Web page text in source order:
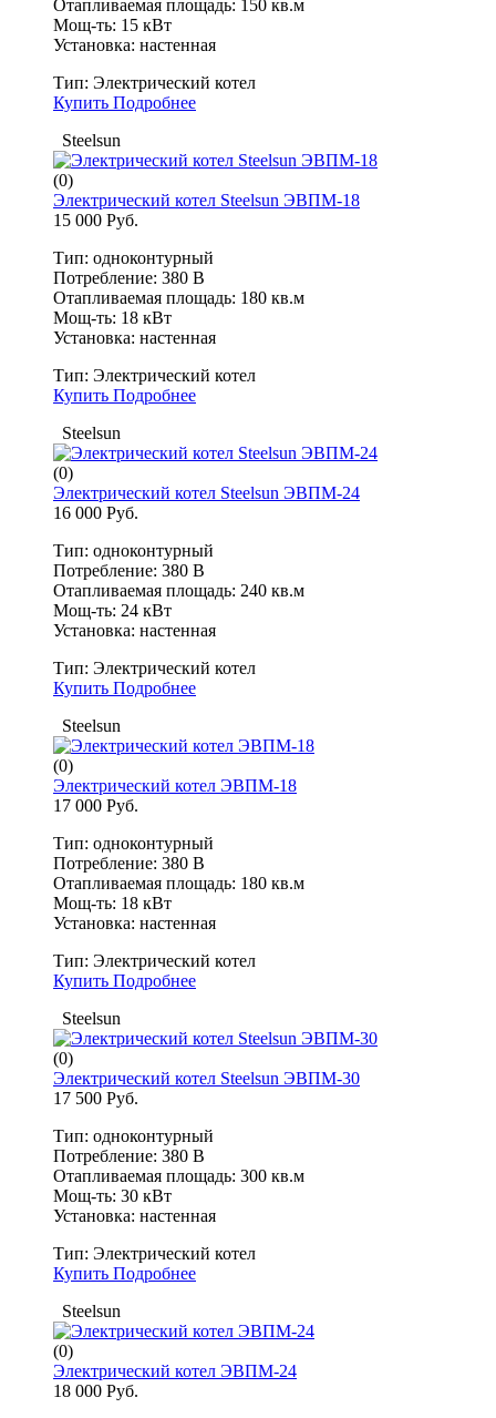
Отапливаемая площадь: 150 кв.м
Мощ-ть: 15 кВт
Установка: настенная
Тип: Электрический котел
Купить Подробнее
Steelsun
(0)
Электрический котел Steelsun ЭВПМ-18
15 000 Руб.
Тип: одноконтурный
Потребление: 380 В
Отапливаемая площадь: 180 кв.м
Мощ-ть: 18 кВт
Установка: настенная
Тип: Электрический котел
Купить Подробнее
Steelsun
(0)
Электрический котел Steelsun ЭВПМ-24
16 000 Руб.
Тип: одноконтурный
Потребление: 380 В
Отапливаемая площадь: 240 кв.м
Мощ-ть: 24 кВт
Установка: настенная
Тип: Электрический котел
Купить Подробнее
Steelsun
(0)
Электрический котел ЭВПМ-18
17 000 Руб.
Тип: одноконтурный
Потребление: 380 В
Отапливаемая площадь: 180 кв.м
Мощ-ть: 18 кВт
Установка: настенная
Тип: Электрический котел
Купить Подробнее
Steelsun
(0)
Электрический котел Steelsun ЭВПМ-30
17 500 Руб.
Тип: одноконтурный
Потребление: 380 В
Отапливаемая площадь: 300 кв.м
Мощ-ть: 30 кВт
Установка: настенная
Тип: Электрический котел
Купить Подробнее
Steelsun
(0)
Электрический котел ЭВПМ-24
18 000 Руб.